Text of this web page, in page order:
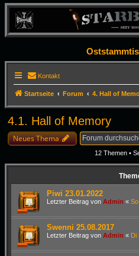
Kontakt
Startseite Forum 4. Hall of
4.1. Hall of Memory
Neues Thema
12 Themen •
Piwi 23.01.2022
Letzter Beitrag von Admin «
Swenni 25.08.2017
Letzter Beitrag von Admin « Di